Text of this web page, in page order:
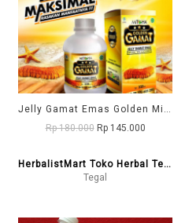
Jelly Gamat Emas Golden Mitoha
Rp 180.000 Rp 145.000
HerbalistMart Toko Herbal Tegal
Tegal